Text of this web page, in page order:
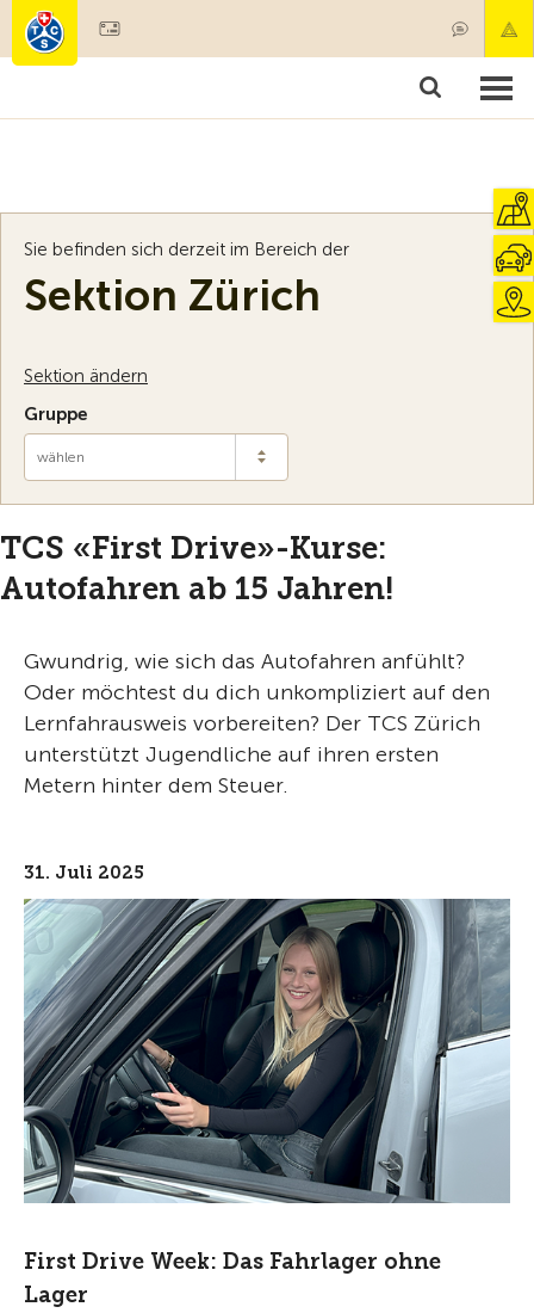
Mitgliedschaft & Leistungen
Sie befinden sich derzeit im Bereich der
Sektion Zürich
Sektion ändern
Gruppe
wählen
TCS «First Drive»-Kurse:
Autofahren ab 15 Jahren!
Gwundrig, wie sich das Autofahren anfühlt?
Oder möchtest du dich unkompliziert auf den
Lernfahrausweis vorbereiten? Der TCS Zürich
unterstützt Jugendliche auf ihren ersten
Metern hinter dem Steuer.
31. Juli 2025
First Drive Week: Das Fahrlager ohne
Lager